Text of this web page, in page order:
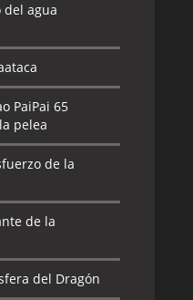
del agua
PaiPai 65
pelea
de la
de la
del Dragón